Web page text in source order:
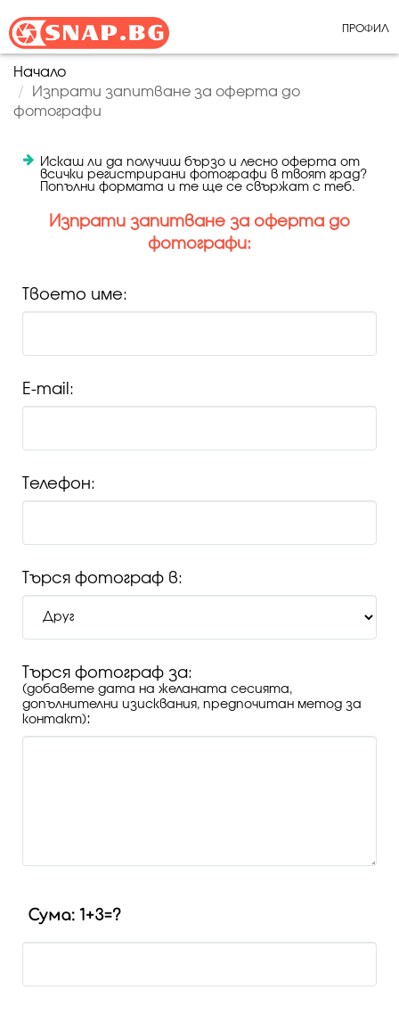
ПРОФИЛ
Начало
Изпрати запитване за оферта до
фотографи
Искаш ли да получиш бързо и лесно оферта от
всички регистрирани фотографи в твоят град?
Попълни формата и те ще се свържат с теб.
Изпрати запитване за оферта до
фотографи:
Твоето име:
E-mail:
Телефон:
Търся фотограф в:
Търся фотограф за:
(добавете дата на желаната сесията,
допълнителни изисквания, предпочитан метод за
контакт):